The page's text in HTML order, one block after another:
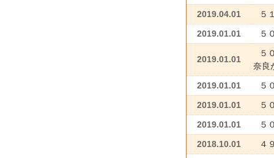
2019.04.01 ５
2019.01.01 ５
2019.01.01
５
奈良
2019.01.01 ５
2019.01.01 ５
2019.01.01 ５
2018.10.01 ４